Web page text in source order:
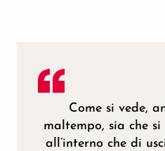
Come si vede,
maltempo, sia che
all’interno che di